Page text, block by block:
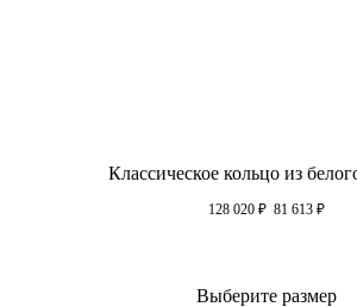
Классическое кольцо из
128 020 ₽ 81 613 ₽
Выберите размер